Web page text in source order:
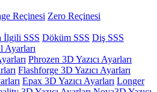
Reçinesi Zero Reçinesi
İlgili SSS Döküm SSS Diş SSS
Ayarları
Phrozen 3D Yazıcı Ayarları
Flashforge 3D Yazıcı Ayarları
Epax 3D Yazıcı Ayarları Longer